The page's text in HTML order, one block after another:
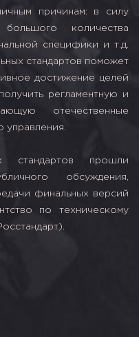
причинам: в силу
большого количества
специфики и т.д.
стандартов поможет
достижение целей
регламентную и
отечественные
управления.
стандартов прошли
обсуждения,
финальных версий
по техническому